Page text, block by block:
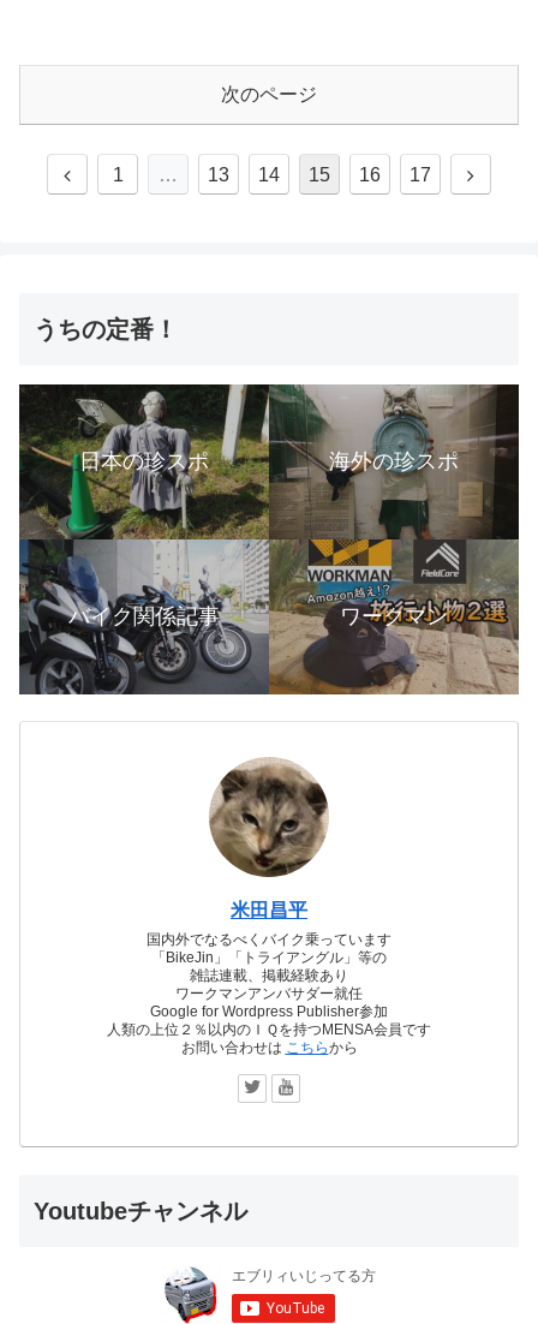
次のページ
1 … 13 14 15 16 17
うちの定番！
日本の珍スポ 海外の珍スポ
バイク関係記事 ワークマン
米田昌平
国内外でなるべくバイク乗っています
「BikeJin」「トライアングル」等の
雑誌連載、掲載経験あり
ワークマンアンバサダー就任
Google for Wordpress Publisher参加
人類の上位２％以内のＩＱを持つMENSA会員です
お問い合わせは こちらから
Youtubeチャンネル